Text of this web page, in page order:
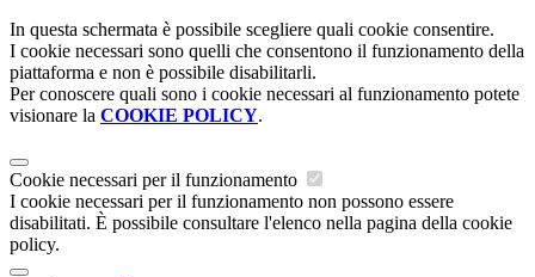
In questa schermata è possibile scegliere quali cookie consentire.
I cookie necessari sono quelli che consentono il funzionamento della
piattaforma e non è possibile disabilitarli.
Per conoscere quali sono i cookie necessari al funzionamento potete
visionare la COOKIE POLICY.
Cookie necessari per il funzionamento
I cookie necessari per il funzionamento non possono essere
disabilitati. È possibile consultare l'elenco nella pagina della cookie
policy.